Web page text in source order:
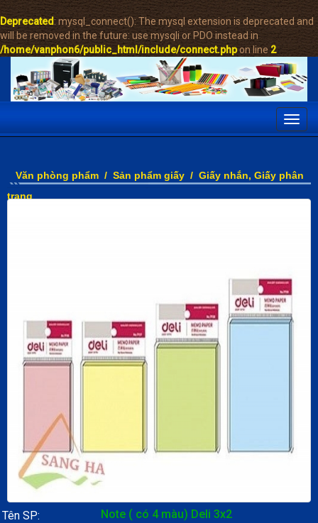
Deprecated: mysql_connect(): The mysql extension is deprecated and
will be removed in the future: use mysqli or PDO instead in
/home/vanphon6/public_html/include/connect.phpon line 2
Văn phòng phẩm / Sản phẩm giấy / Giấy nhắn, Giấy phân
trang
Tên SP: Note ( có 4 màu) Deli 3x2